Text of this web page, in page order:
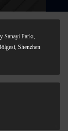
Sanayi Parkı,
Shenzhen